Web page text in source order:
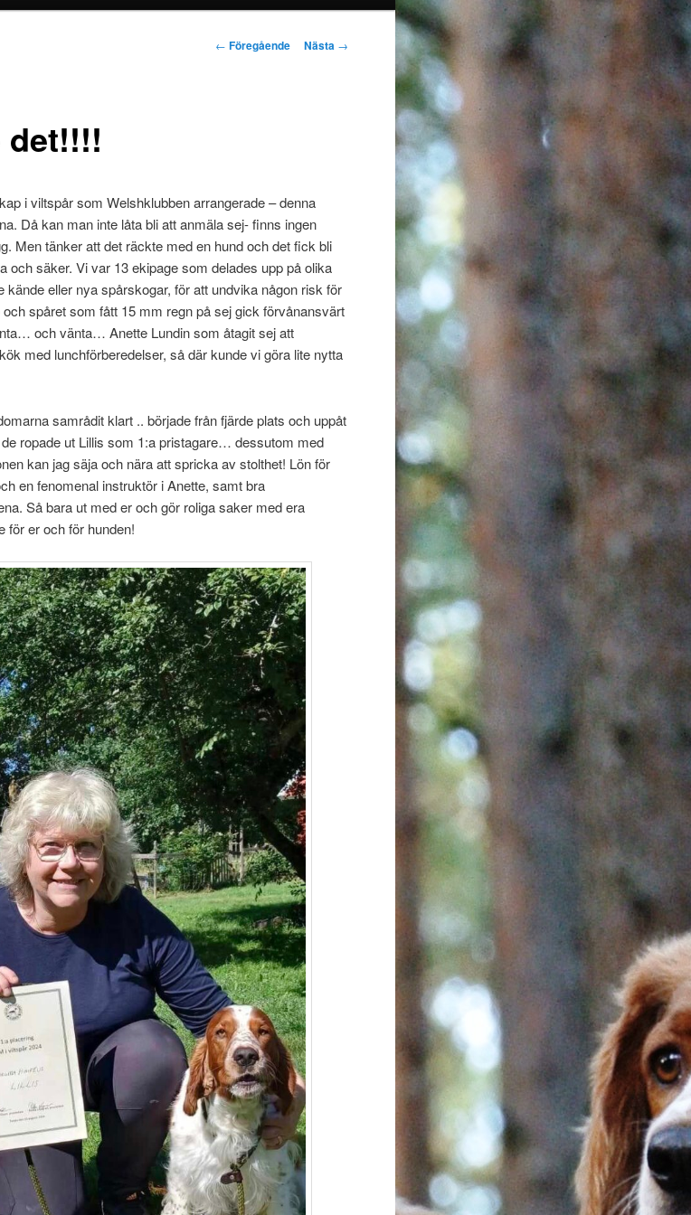
Inläggsnavigering
← Föregående Nästa →
i viltspår som Welshklubben arrangerade – denna
Då kan man inte låta bli att anmäla sej- finns ingen
Men tänker att det räckte med en hund och det fick bli
och säker. Vi var 13 ekipage som delades upp på olika
eller nya spårskogar, för att undvika någon risk för
spåret som fått 15 mm regn på sej gick förvånansvärt
och vänta… Anette Lundin som åtagit sej att
med lunchförberedelser, så där kunde vi göra lite nytta
samrådit klart .. började från fjärde plats och uppåt
ropade ut Lillis som 1:a pristagare… dessutom med
kan jag säja och nära att spricka av stolthet! Lön för
en fenomenal instruktör i Anette, samt bra
Så bara ut med er och gör roliga saker med era
för er och för hunden!